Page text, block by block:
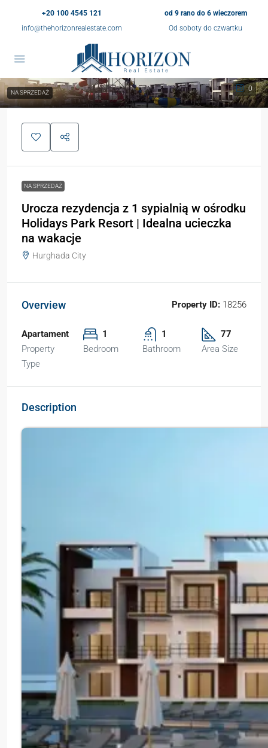
+20 100 4545 121
info@thehorizonrealestate.com
od 9 rano do 6 wieczorem
Od soboty do czwartku
0
NA SPRZEDAŻ
NA SPRZEDAŻ
Urocza rezydencja z 1 sypialnią w ośrodku
Holidays Park Resort | Idealna ucieczka
na wakacje
Hurghada City
Overview Property ID: 18256
Apartament
Property
Type
1
Bedroom
1
Bathroom
77
Area Size
Description